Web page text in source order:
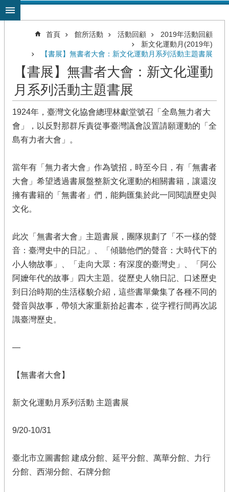
跳到主要內容區塊
首頁 館所活動 活動回顧
2019年活動回顧
新文化運動月(2019年)
【書展】無書者大會：新文化運動月系列活動主題書展
【書展】無書者大會：新文化運動
月系列活動主題書展
1924年，臺灣文化協會總理林獻堂號召「全島無力者大
會」，以反對那群斥責從事臺灣議會設置請願運動的「全
島有力者大會」。
當年有「無力者大會」作為號招，時至今日，有「無書者
大會」希望透過書展盤整新文化運動的相關書籍，讓還沒
擁有書籍的「無書者」們，能夠匯集於此一同閱讀歷史與
文化。
此次「無書者大會」主題書展，團隊規劃了「不一樣的聲
音：臺灣史中的日記」、「傾聽他們的聲音：大時代下的
小人物故事」、「走向大眾：有深度的臺灣史」、「阿公
阿嬤年代的故事」四大主題。從歷史人物日記、口述歷史
到日治時期的生活樣貌介紹，這些書單彙集了各種不同的
聲音與故事，帶領大家重新拾起書本，從字裡行間再次認
識臺灣歷史。
—
【無書者大會】
新文化運動月系列活動 主題書展
9/20-10/31
臺北市立圖書館 建成分館、延平分館、萬華分館、力行
分館、西湖分館、石牌分館